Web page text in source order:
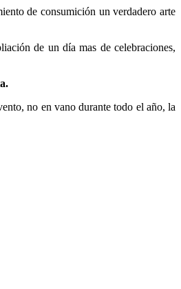
de consumición un verdadero arte
de un día mas de celebraciones,
no en vano durante todo el año, la